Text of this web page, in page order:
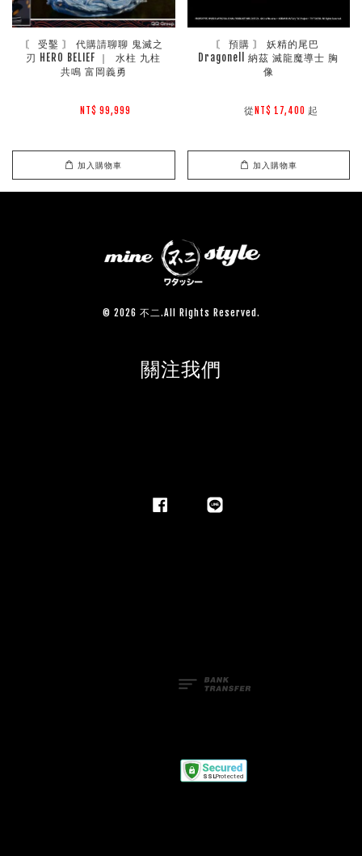
〘 受鑿 〙 代購請聊聊 鬼滅之
刃 HERO BELIEF ｜  水柱 九柱
共鳴 富岡義勇
NT$ 99,999
加入購物車
〘 預購 〙 妖精的尾巴
Dragonell 納茲 滅龍魔導士 胸
像
        從
NT$ 17,400 起
加入購物車
© 2026 不二.All Rights Reserved.
關注我們